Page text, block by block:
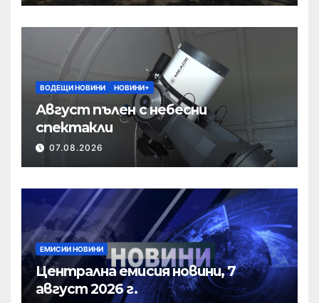
ВОДЕЩИ НОВИНИ НОВИНИ+
Август пълен с небесни
спектакли
07.08.2026
ЕМИСИИ НОВИНИ
Централна емисия новини, 7
август 2026 г.